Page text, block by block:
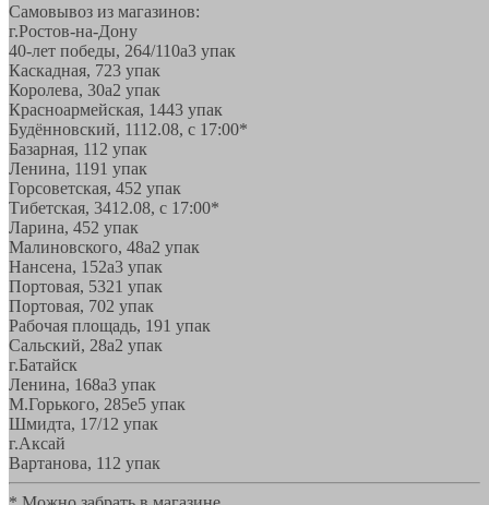
Самовывоз из магазинов:
г.Ростов-на-Дону
40-лет победы, 264/110а3 упак
Каскадная, 723 упак
Королева, 30а2 упак
Красноармейская, 1443 упак
Будённовский, 1112.08, с 17:00*
Базарная, 11 2 упак
Ленина, 1191 упак
Горсоветская, 452 упак
Тибетская, 3412.08, с 17:00*
Ларина, 452 упак
Малиновского, 48а2 упак
Нансена, 152а3 упак
Портовая, 5321 упак
Портовая, 702 упак
Рабочая площадь, 191 упак
Сальский, 28a2 упак
г.Батайск
Ленина, 168а3 упак
М.Горького, 285е5 упак
Шмидта, 17/1 2 упак
г.Аксай
Вартанова, 11 2 упак